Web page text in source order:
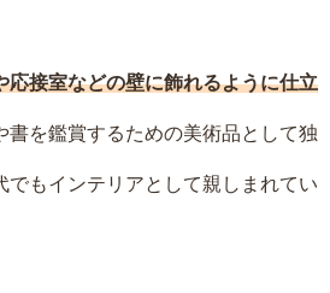
接室などの壁に飾れるように仕立
を鑑賞するための美術品として独
もインテリアとして親しまれてい